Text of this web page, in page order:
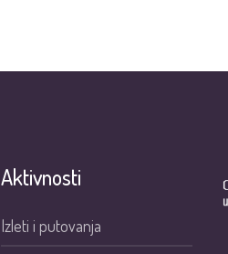
Aktivnosti
Izleti i putovanja